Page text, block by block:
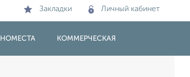
Закладки Личный кабинет
КОММЕРЧЕСКАЯ